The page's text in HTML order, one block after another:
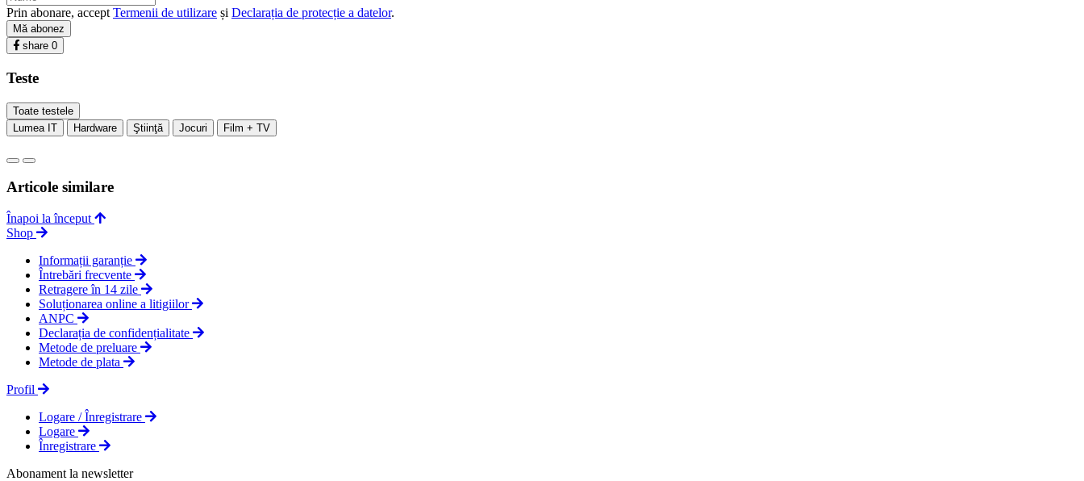
Prin abonare, accept Termenii de utilizare și Declarația de protecție a datelor.
Mă abonez
share 0
Teste
Toate testele
Lumea IT
Hardware Ştiinţă Jocuri Film + TV
Articole similare
Înapoi la început
Shop
Informații garanție
Întrebări frecvente
Retragere în 14 zile
Soluționarea online a litigiilor
ANPC
Declarația de confidențialitate
Metode de preluare
Metode de plata
Profil
Logare / Înregistrare
Logare
Înregistrare
Abonament la newsletter